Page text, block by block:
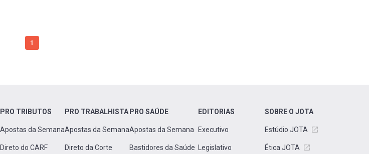
1
PRO TRIBUTOS
Apostas da Semana
Direto do CARF
PRO TRABALHISTA
Apostas da Semana
Direto da Corte
PRO SAÚDE
Apostas da Semana
Bastidores da Saúde
EDITORIAS
Executivo
Legislativo
SOBRE O JOTA
Estúdio JOTA
Ética JOTA